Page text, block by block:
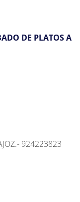
DE PLATOS A
924223823